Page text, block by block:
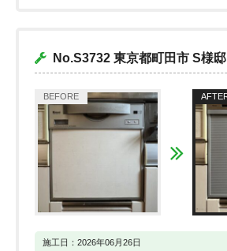
No.S3732 東京都町田市 S様邸
施工日：2026年06月26日